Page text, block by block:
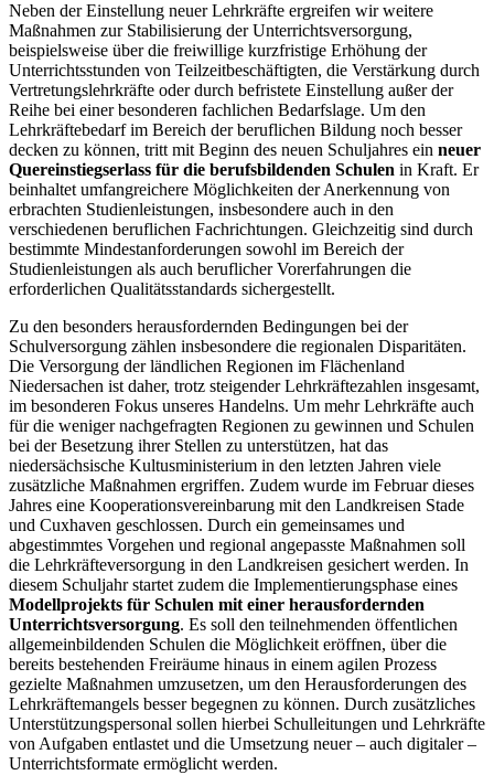
Neben der Einstellung neuer Lehrkräfte ergreifen wir weitere
Maßnahmen zur Stabilisierung der Unterrichtsversorgung,
beispielsweise über die freiwillige kurzfristige Erhöhung der
Unterrichtsstunden von Teilzeitbeschäftigten, die Verstärkung durch
Vertretungslehrkräfte oder durch befristete Einstellung außer der
Reihe bei einer besonderen fachlichen Bedarfslage. Um den
Lehrkräftebedarf im Bereich der beruflichen Bildung noch besser
decken zu können, tritt mit Beginn des neuen Schuljahres ein neuer
Quereinstiegserlass für die berufsbildenden Schulen in Kraft. Er
beinhaltet umfangreichere Möglichkeiten der Anerkennung von
erbrachten Studienleistungen, insbesondere auch in den
verschiedenen beruflichen Fachrichtungen. Gleichzeitig sind durch
bestimmte Mindestanforderungen sowohl im Bereich der
Studienleistungen als auch beruflicher Vorerfahrungen die
erforderlichen Qualitätsstandards sichergestellt.
Zu den besonders herausfordernden Bedingungen bei der
Schulversorgung zählen insbesondere die regionalen Disparitäten.
Die Versorgung der ländlichen Regionen im Flächenland
Niedersachen ist daher, trotz steigender Lehrkräftezahlen insgesamt,
im besonderen Fokus unseres Handelns. Um mehr Lehrkräfte auch
für die weniger nachgefragten Regionen zu gewinnen und Schulen
bei der Besetzung ihrer Stellen zu unterstützen, hat das
niedersächsische Kultusministerium in den letzten Jahren viele
zusätzliche Maßnahmen ergriffen. Zudem wurde im Februar dieses
Jahres eine Kooperationsvereinbarung mit den Landkreisen Stade
und Cuxhaven geschlossen. Durch ein gemeinsames und
abgestimmtes Vorgehen und regional angepasste Maßnahmen soll
die Lehrkräfteversorgung in den Landkreisen gesichert werden. In
diesem Schuljahr startet zudem die Implementierungsphase eines
Modellprojekts für Schulen mit einer herausfordernden
Unterrichtsversorgung. Es soll den teilnehmenden öffentlichen
allgemeinbildenden Schulen die Möglichkeit eröffnen, über die
bereits bestehenden Freiräume hinaus in einem agilen Prozess
gezielte Maßnahmen umzusetzen, um den Herausforderungen des
Lehrkräftemangels besser begegnen zu können. Durch zusätzliches
Unterstützungspersonal sollen hierbei Schulleitungen und Lehrkräfte
von Aufgaben entlastet und die Umsetzung neuer – auch digitaler –
Unterrichtsformate ermöglicht werden.